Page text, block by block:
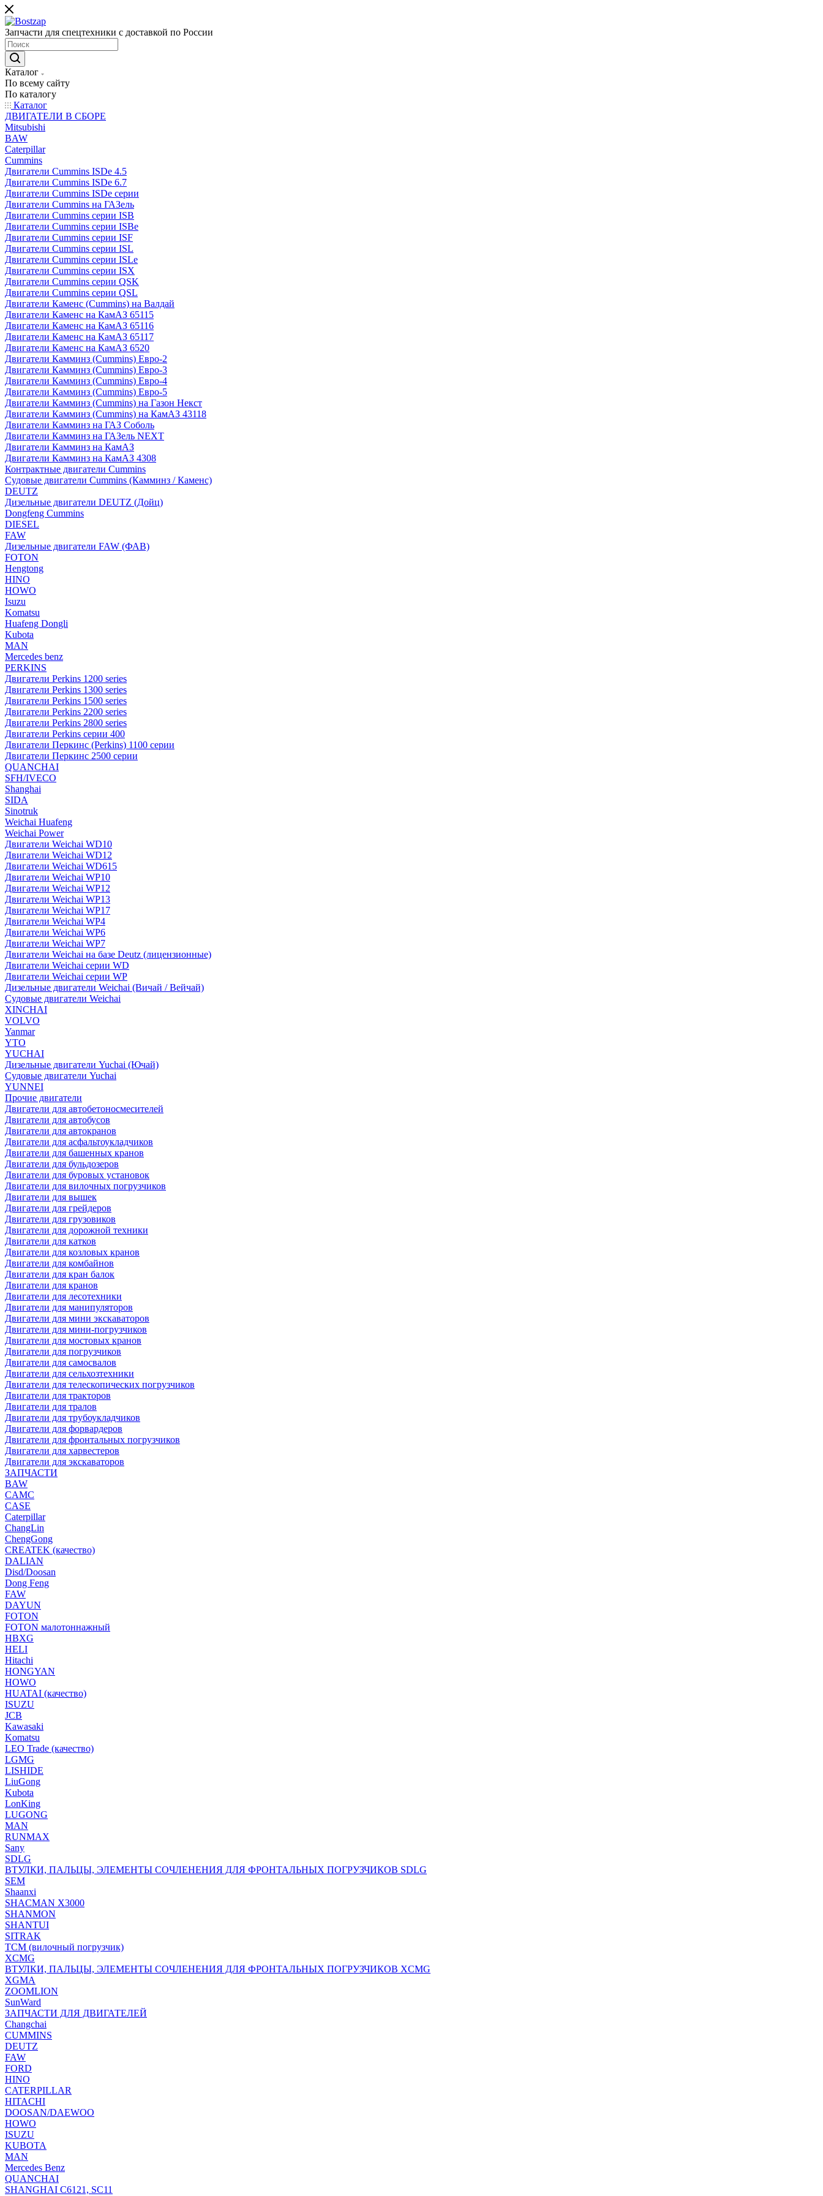
Запчасти для спецтехники с доставкой по России
Каталог
По всему сайту
По каталогу
Каталог
ДВИГАТЕЛИ В СБОРЕ
Mitsubishi
BAW
Caterpillar
Cummins
Двигатели Cummins ISDe 4.5
Двигатели Cummins ISDe 6.7
Двигатели Cummins ISDe серии
Двигатели Cummins на ГАЗель
Двигатели Cummins серии ISB
Двигатели Cummins серии ISBe
Двигатели Cummins серии ISF
Двигатели Cummins серии ISL
Двигатели Cummins серии ISLe
Двигатели Cummins серии ISX
Двигатели Cummins серии QSK
Двигатели Cummins серии QSL
Двигатели Каменс (Cummins) на Валдай
Двигатели Каменс на КамАЗ 65115
Двигатели Каменс на КамАЗ 65116
Двигатели Каменс на КамАЗ 65117
Двигатели Каменс на КамАЗ 6520
Двигатели Камминз (Cummins) Евро-2
Двигатели Камминз (Cummins) Евро-3
Двигатели Камминз (Cummins) Евро-4
Двигатели Камминз (Cummins) Евро-5
Двигатели Камминз (Cummins) на Газон Некст
Двигатели Камминз (Cummins) на КамАЗ 43118
Двигатели Камминз на ГАЗ Соболь
Двигатели Камминз на ГАЗель NEXT
Двигатели Камминз на КамАЗ
Двигатели Камминз на КамАЗ 4308
Контрактные двигатели Cummins
Судовые двигатели Cummins (Камминз / Каменс)
DEUTZ
Дизельные двигатели DEUTZ (Дойц)
Dongfeng Cummins
DIESEL
FAW
Дизельные двигатели FAW (ФАВ)
FOTON
Hengtong
HINO
HOWO
Isuzu
Komatsu
Huafeng Dongli
Kubota
MAN
Mercedes benz
PERKINS
Двигатели Perkins 1200 series
Двигатели Perkins 1300 series
Двигатели Perkins 1500 series
Двигатели Perkins 2200 series
Двигатели Perkins 2800 series
Двигатели Perkins серии 400
Двигатели Перкинс (Perkins) 1100 серии
Двигатели Перкинс 2500 серии
QUANCHAI
SFH/IVECO
Shanghai
SIDA
Sinotruk
Weichai Huafeng
Weichai Power
Двигатели Weichai WD10
Двигатели Weichai WD12
Двигатели Weichai WD615
Двигатели Weichai WP10
Двигатели Weichai WP12
Двигатели Weichai WP13
Двигатели Weichai WP17
Двигатели Weichai WP4
Двигатели Weichai WP6
Двигатели Weichai WP7
Двигатели Weichai на базе Deutz (лицензионные)
Двигатели Weichai серии WD
Двигатели Weichai серии WP
Дизельные двигатели Weichai (Вичай / Вейчай)
Судовые двигатели Weichai
XINCHAI
VOLVO
Yanmar
YTO
YUCHAI
Дизельные двигатели Yuchai (Ючай)
Судовые двигатели Yuchai
YUNNEI
Прочие двигатели
Двигатели для автобетоносмесителей
Двигатели для автобусов
Двигатели для автокранов
Двигатели для асфальтоукладчиков
Двигатели для башенных кранов
Двигатели для бульдозеров
Двигатели для буровых установок
Двигатели для вилочных погрузчиков
Двигатели для вышек
Двигатели для грейдеров
Двигатели для грузовиков
Двигатели для дорожной техники
Двигатели для катков
Двигатели для козловых кранов
Двигатели для комбайнов
Двигатели для кран балок
Двигатели для кранов
Двигатели для лесотехники
Двигатели для манипуляторов
Двигатели для мини экскаваторов
Двигатели для мини-погрузчиков
Двигатели для мостовых кранов
Двигатели для погрузчиков
Двигатели для самосвалов
Двигатели для сельхозтехники
Двигатели для телескопических погрузчиков
Двигатели для тракторов
Двигатели для тралов
Двигатели для трубоукладчиков
Двигатели для форвардеров
Двигатели для фронтальных погрузчиков
Двигатели для харвестеров
Двигатели для экскаваторов
ЗАПЧАСТИ
BAW
CAMC
CASE
Caterpillar
ChangLin
ChengGong
CREATEK (качество)
DALIAN
Disd/Doosan
Dong Feng
FAW
DAYUN
FOTON
FOTON малотоннажный
HBXG
HELI
Hitachi
HONGYAN
HOWO
HUATAI (качество)
ISUZU
JCB
Kawasaki
Komatsu
LEO Trade (качество)
LGMG
LISHIDE
LiuGong
Kubota
LonKing
LUGONG
MAN
RUNMAX
Sany
SDLG
ВТУЛКИ, ПАЛЬЦЫ, ЭЛЕМЕНТЫ СОЧЛЕНЕНИЯ ДЛЯ ФРОНТАЛЬНЫХ ПОГРУЗЧИКОВ SDLG
SEM
Shaanxi
SHACMAN X3000
SHANMON
SHANTUI
SITRAK
TCM (вилочный погрузчик)
XCMG
ВТУЛКИ, ПАЛЬЦЫ, ЭЛЕМЕНТЫ СОЧЛЕНЕНИЯ ДЛЯ ФРОНТАЛЬНЫХ ПОГРУЗЧИКОВ XCMG
XGMA
ZOOMLION
SunWard
ЗАПЧАСТИ ДЛЯ ДВИГАТЕЛЕЙ
Changchai
CUMMINS
DEUTZ
FAW
FORD
HINO
CATERPILLAR
HITACHI
DOOSAN/DAEWOO
HOWO
ISUZU
KUBOTA
MAN
Mercedes Benz
QUANCHAI
SHANGHAI C6121, SC11